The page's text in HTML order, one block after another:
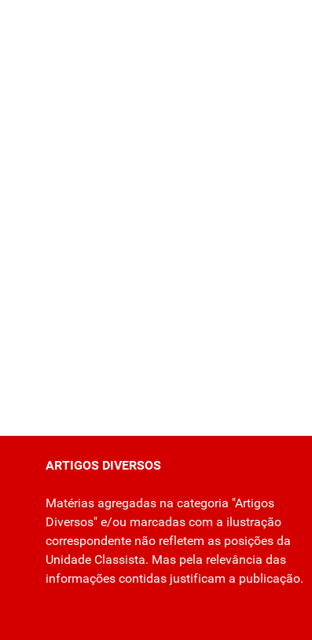
ARTIGOS DIVERSOS
Matérias agregadas na categoria "Artigos
Diversos" e/ou marcadas com a ilustração
correspondente não refletem as posições da
Unidade Classista. Mas pela relevância das
informações contidas justificam a publicação.